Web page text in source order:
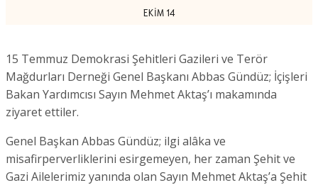
EKIM 14
15 Temmuz Demokrasi Şehitleri Gazileri ve Terör
Mağdurları Derneği Genel Başkanı Abbas Gündüz; İçişleri
Bakan Yardımcısı Sayın Mehmet Aktaş’ı makamında
ziyaret ettiler.
Genel Başkan Abbas Gündüz; ilgi alâka ve
misafirperverliklerini esirgemeyen, her zaman Şehit ve
Gazi Ailelerimiz yanında olan Sayın Mehmet Aktaş’a Şehit